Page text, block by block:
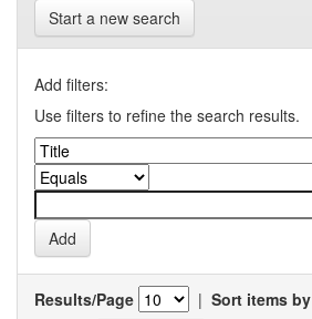
Start a new search
Add filters:
Use filters to refine the search results.
Results/Page | Sort items by